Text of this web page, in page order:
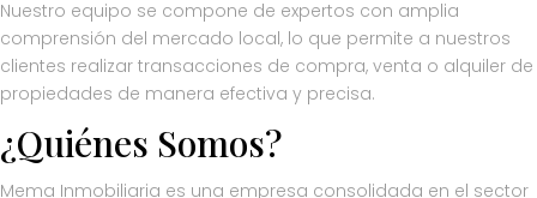
Nuestro equipo se compone de expertos con amplia
comprensión del mercado local, lo que permite a nuestros
clientes realizar transacciones de compra, venta o alquiler de
propiedades de manera efectiva y precisa.
¿Quiénes Somos?
Mema Inmobiliaria es una empresa consolidada en el sector